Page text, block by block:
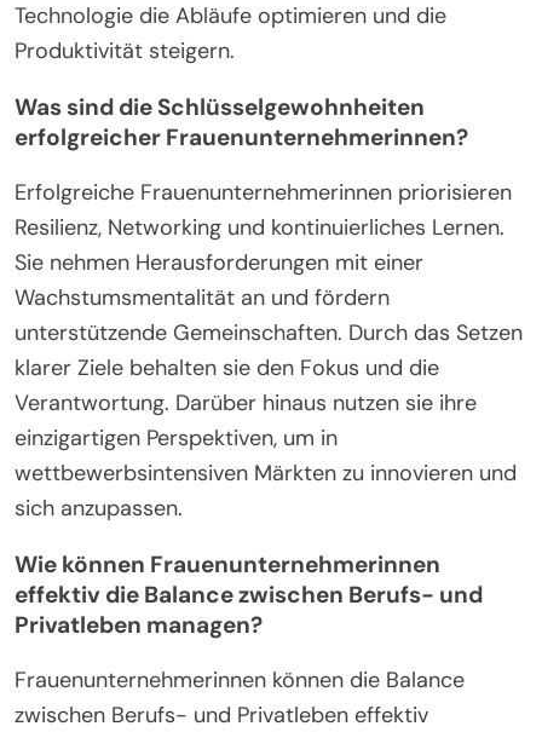
Technologie die Abläufe optimieren und die
Produktivität steigern.
Was sind die Schlüsselgewohnheiten
erfolgreicher Frauenunternehmerinnen?
Erfolgreiche Frauenunternehmerinnen priorisieren
Resilienz, Networking und kontinuierliches Lernen.
Sie nehmen Herausforderungen mit einer
Wachstumsmentalität an und fördern
unterstützende Gemeinschaften. Durch das Setzen
klarer Ziele behalten sie den Fokus und die
Verantwortung. Darüber hinaus nutzen sie ihre
einzigartigen Perspektiven, um in
wettbewerbsintensiven Märkten zu innovieren und
sich anzupassen.
Wie können Frauenunternehmerinnen
effektiv die Balance zwischen Berufs- und
Privatleben managen?
Frauenunternehmerinnen können die Balance
zwischen Berufs- und Privatleben effektiv